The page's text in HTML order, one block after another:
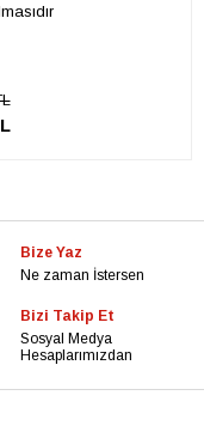
Bize Yaz
Ne zaman İstersen
Bizi Takip Et
Sosyal Medya
Hesaplarımızdan